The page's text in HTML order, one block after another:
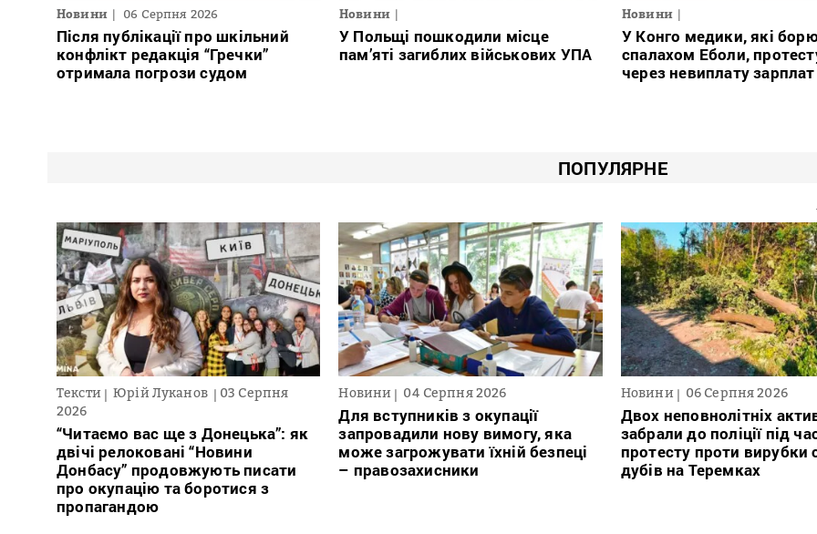
Новини 06 Серпня 2026
Після публікації про шкільний
конфлікт редакція “Гречки”
отримала погрози судом
Новини
У Польщі пошкодили місце
пам’яті загиблих військових УПА
Новини
У Конго медики, які
спалахом Еболи,
через невиплату зарплат
ПОПУЛЯРНЕ
Тексти Юрій Луканов
03 Серпня
2026
“Читаємо вас ще з Донецька”: як
двічі релоковані “Новини
Донбасу” продовжують писати
про окупацію та боротися з
пропагандою
Новини 04 Серпня 2026
Для вступників з окупації
запровадили нову вимогу, яка
може загрожувати їхній безпеці
– правозахисники
Новини 06 Серпня 2026
Двох неповнолітніх
забрали до поліції під
протесту проти вирубки
дубів на Теремках